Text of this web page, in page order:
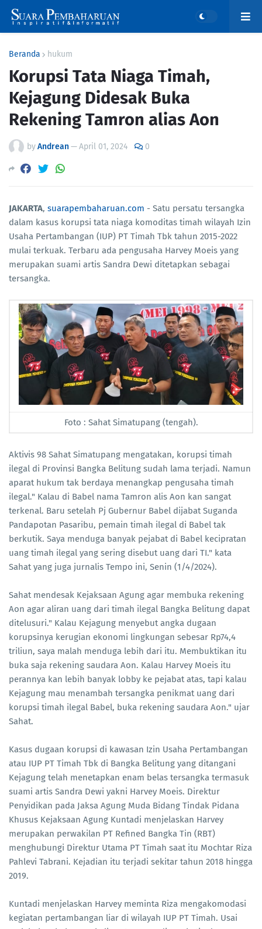
Beranda hukum
Korupsi Tata Niaga Timah,
Kejagung Didesak Buka
Rekening Tamron alias Aon
byAndrean—April 01, 2024 0
JAKARTA, suarapembaharuan.com - Satu persatu tersangka
dalam kasus korupsi tata niaga komoditas timah wilayah Izin
Usaha Pertambangan (IUP) PT Timah Tbk tahun 2015-2022
mulai terkuak. Terbaru ada pengusaha Harvey Moeis yang
merupakan suami artis Sandra Dewi ditetapkan sebagai
tersangka.
Foto : Sahat Simatupang (tengah).
Aktivis 98 Sahat Simatupang mengatakan, korupsi timah
ilegal di Provinsi Bangka Belitung sudah lama terjadi. Namun
aparat hukum tak berdaya menangkap pengusaha timah
ilegal." Kalau di Babel nama Tamron alis Aon kan sangat
terkenal. Baru setelah Pj Gubernur Babel dijabat Suganda
Pandapotan Pasaribu, pemain timah ilegal di Babel tak
berkutik. Saya menduga banyak pejabat di Babel kecipratan
uang timah ilegal yang sering disebut uang dari TI." kata
Sahat yang juga jurnalis Tempo ini, Senin (1/4/2024).
Sahat mendesak Kejaksaan Agung agar membuka rekening
Aon agar aliran uang dari timah ilegal Bangka Belitung dapat
ditelusuri." Kalau Kejagung menyebut angka dugaan
korupsinya kerugian ekonomi lingkungan sebesar Rp74,4
triliun, saya malah menduga lebih dari itu. Membuktikan itu
buka saja rekening saudara Aon. Kalau Harvey Moeis itu
perannya kan lebih banyak lobby ke pejabat atas, tapi kalau
Kejagung mau menambah tersangka penikmat uang dari
korupsi timah ilegal Babel, buka rekening saudara Aon." ujar
Sahat.
Kasus dugaan korupsi di kawasan Izin Usaha Pertambangan
atau IUP PT Timah Tbk di Bangka Belitung yang ditangani
Kejagung telah menetapkan enam belas tersangka termasuk
suami artis Sandra Dewi yakni Harvey Moeis. Direktur
Penyidikan pada Jaksa Agung Muda Bidang Tindak Pidana
Khusus Kejaksaan Agung Kuntadi menjelaskan Harvey
merupakan perwakilan PT Refined Bangka Tin (RBT)
menghubungi Direktur Utama PT Timah saat itu Mochtar Riza
Pahlevi Tabrani. Kejadian itu terjadi sekitar tahun 2018 hingga
2019.
Kuntadi menjelaskan Harvey meminta Riza mengakomodasi
kegiatan pertambangan liar di wilayah IUP PT Timah. Usai